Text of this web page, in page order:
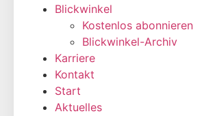
Blickwinkel
Kostenlos abonnieren
Blickwinkel-Archiv
Karriere
Kontakt
Start
Aktuelles